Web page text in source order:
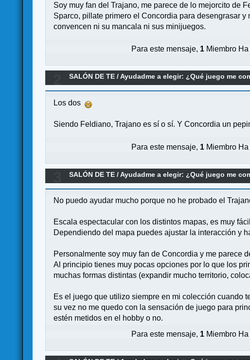
Soy muy fan del Trajano, me parece de lo mejorcito de
Sparco, pillate primero el Concordia para desengrasar
convencen ni su mancala ni sus minijuegos.
Para este mensaje, 1 Miembro
SALÓN DE TE /Ayudadme a elegir: ¿Qué juego me
Los dos
Siendo Feldiano, Trajano es sí o sí. Y Concordia un
Para este mensaje, 1 Miembro
SALÓN DE TE /Ayudadme a elegir: ¿Qué juego me
No puedo ayudar mucho porque no he probado el
Escala espectacular con los distintos mapas, es muy
Dependiendo del mapa puedes ajustar la interacción y
Personalmente soy muy fan de Concordia y me parece
Al principio tienes muy pocas opciones por lo que los
muchas formas distintas (expandir mucho territorio,
Es el juego que utilizo siempre en mi colección cuando
su vez no me quedo con la sensación de juego para
estén metidos en el hobby o no.
Para este mensaje, 1 Miembro